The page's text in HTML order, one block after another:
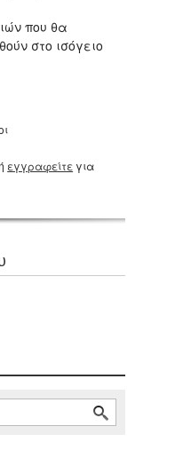
που θα
στο ισόγειο
εγγραφείτε για